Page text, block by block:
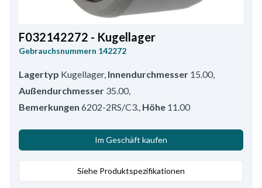
F032142272 - Kugellager
Gebrauchsnummern 142272
Lagertyp Kugellager, Innendurchmesser 15.00,
Außendurchmesser 35.00,
Bemerkungen 6202-2RS/C3. Höhe 11.00
Im Geschäft kaufen
Siehe Produktspezifikationen